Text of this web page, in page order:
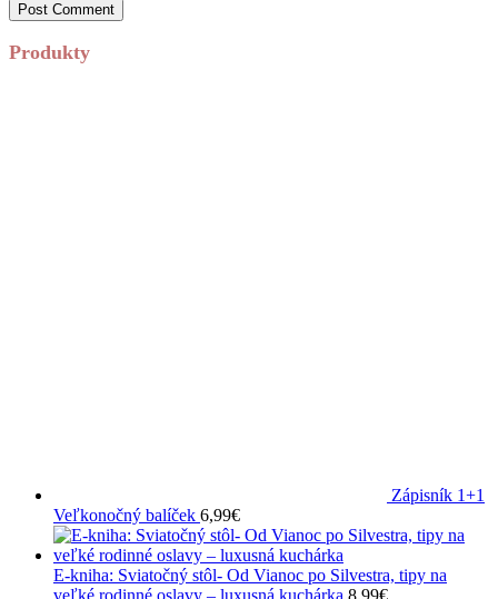
Produkty
Zápisník 1+1
Veľkonočný balíček 6,99€
E-kniha: Sviatočný stôl- Od Vianoc po Silvestra, tipy na